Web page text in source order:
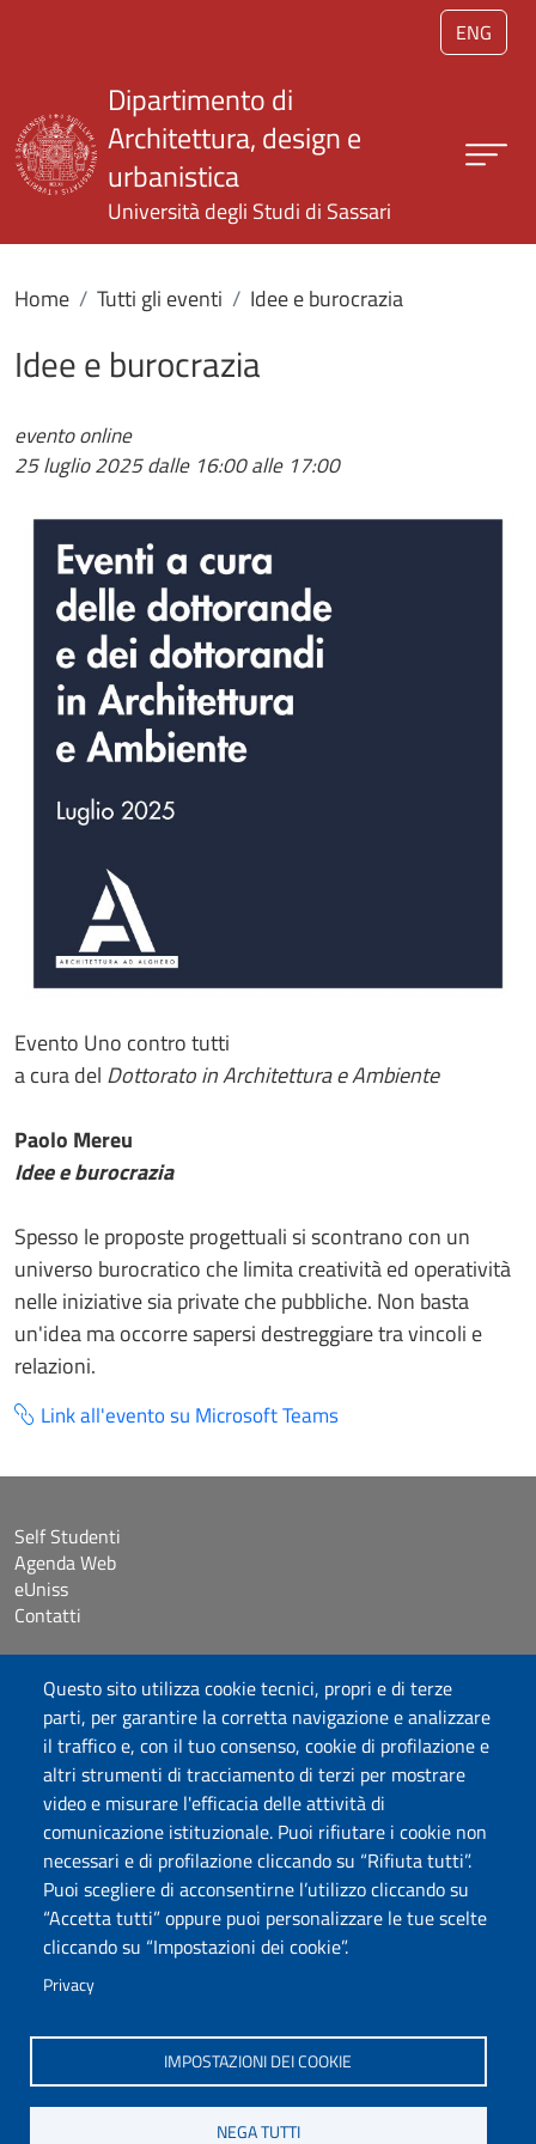
Salta al contenuto principale
ENG
Questo sito utilizza cookie tecnici, propri e di terze
parti, per garantire la corretta navigazione e analizzare
il traffico e, con il tuo consenso, cookie di profilazione e
altri strumenti di tracciamento di terzi per mostrare
video e misurare l'efficacia delle attività di
comunicazione istituzionale. Puoi rifiutare i cookie non
necessari e di profilazione cliccando su “Rifiuta tutti”.
Puoi scegliere di acconsentirne l’utilizzo cliccando su
“Accetta tutti” oppure puoi personalizzare le tue scelte
cliccando su “Impostazioni dei cookie”.
Privacy
IMPOSTAZIONI DEI COOKIE
NEGA TUTTI
Dipartimento di
Architettura, design e
urbanistica
Università degli Studi di Sassari
Home Tutti gli eventi Idee e burocrazia
Idee e burocrazia
evento online
25 luglio 2025dalle 16:00 alle 17:00
Evento Uno contro tutti
a cura del Dottorato in Architettura e Ambiente
Paolo Mereu
Idee e burocrazia
Spesso le proposte progettuali si scontrano con un
universo burocratico che limita creatività ed operatività
nelle iniziative sia private che pubbliche. Non basta
un'idea ma occorre sapersi destreggiare tra vincoli e
relazioni.
Link all'evento su Microsoft Teams
DADU – Dipartimento di Architettura, Design e Urbanistica
Università degli Studi di Sassari
Palazzo del Pou Salit – Piazza Duomo, 6 - 07041 Alghero
aaadip@uniss.it
Self Studenti
Agenda Web
eUniss
Contatti
Accessibilità
Dichiarazione di accessibilità
Cookie settings
Mappa del sito
Protocollo
Seguici su